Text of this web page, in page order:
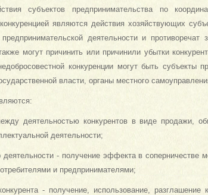
субъектов предпринимательства по
являются действия хозяйствующих
деятельности и противоречат
могут причинить или причинили убытки
конкуренции могут быть субъекты
власти, органы местного
деятельностью конкурентов в виде продажи,
деятельности;
деятельности - получение эффекта в соперничестве
и предпринимателями;
- получение, использование,